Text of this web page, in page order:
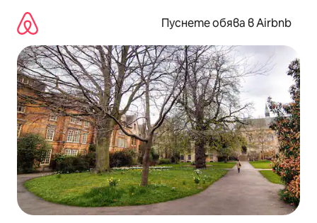
съдържанието
Пуснете обява в Airbnb